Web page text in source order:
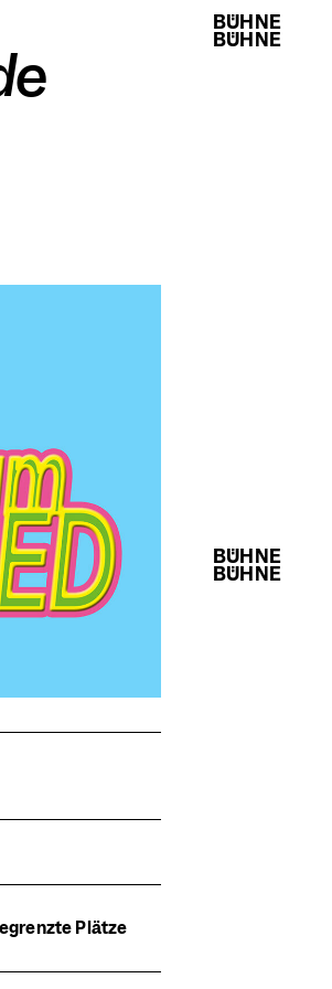
BÜHNE
BÜHNE
BÜHNE
BÜHNE
Plätze